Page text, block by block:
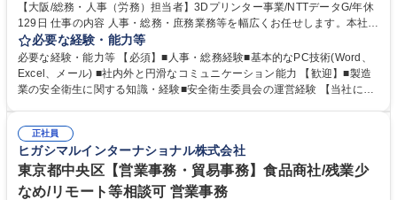
【大阪/総務・人事（労務）担当者】3Dプリンター事業/NTTデータG/年休
129日 仕事の内容 人事・総務・庶務業務等を幅広くお任せします。本社コ
ーポレート部門と連携しながら、決められた業務だけではなく、社員や現
場を支えるバックオフィス担当として状況に応じて柔軟に対応いただくこ
とを期待します。 【詳細】■入退社手続き、社員情報管理■入社時オリエ
ンテーションの実施■勤怠・各種申請内容の確認■採用業務のサポート■来
生に関する業務等■健康診断、産業医面談、休職・復職手続き等の労務サ
ポート■社内ルールの運用・各種社内案内■その他、拠点運営に関わる管理
部門業務 募集職種 【大阪/総務・人事（労務）担当者】3Dプリンター事
業/NTTデータG/年休129日
必要な経験・能力等
必要な経験・能力等 【必須】■人事・総務経験■基本的なPC技術(Word、
Excel、メール) ■社内外と円滑なコミュニケーション能力 【歓迎】■製造
業の安全衛生に関する知識・経験■安全衛生委員会の運営経験 【当社につ
アが磨けます。 ◎NTTデータグループであり福利厚生は充実しているとと
もに、働き方改革も推進しています。 学歴・資格 学歴：大学院 大学 高専
短大 専修学校 語学力： 資格：
正社員
ヒガシマルインターナショナル株式会社
東京都中央区【営業事務・貿易事務】食品商社/残業少
なめ/リモート等相談可 営業事務